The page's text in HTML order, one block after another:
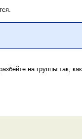
на группы так,